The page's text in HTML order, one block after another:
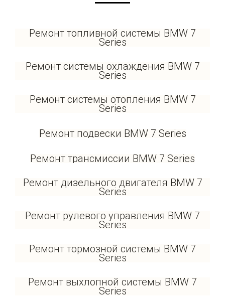
Ремонт топливной системы BMW 7
Series
Ремонт системы охлаждения BMW 7
Series
Ремонт системы отопления BMW 7
Series
Ремонт подвески BMW 7 Series
Ремонт трансмиссии BMW 7 Series
Ремонт дизельного двигателя BMW 7
Series
Ремонт рулевого управления BMW 7
Series
Ремонт тормозной системы BMW 7
Series
Ремонт выхлопной системы BMW 7
Series